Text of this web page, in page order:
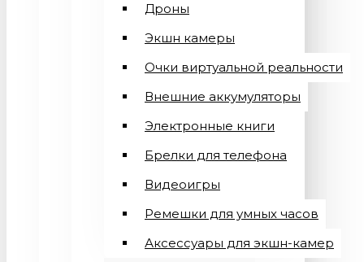
Дроны
Экшн камеры
Очки виртуальной реальности
Внешние аккумуляторы
Электронные книги
Брелки для телефона
Видеоигры
Ремешки для умных часов
Аксессуары для экшн-камер